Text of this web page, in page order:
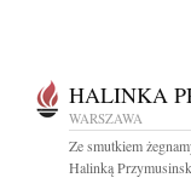
HALINKA
WARSZAWA
Ze smutkiem
Halinką